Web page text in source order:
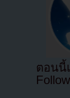
ตอนนี้